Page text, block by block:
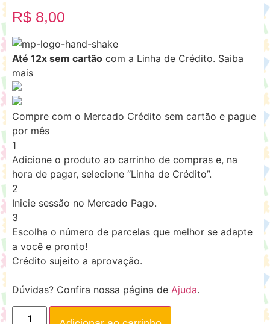
R$ 8,00
Até 12x sem cartão com a Linha de Crédito. Saiba
mais
Compre com o Mercado Crédito sem cartão e pague
por mês
1
Adicione o produto ao carrinho de compras e, na
hora de pagar, selecione “Linha de Crédito”.
2
Inicie sessão no Mercado Pago.
3
Escolha o número de parcelas que melhor se adapte
a você e pronto!
Crédito sujeito a aprovação.
Dúvidas? Confira nossa página de Ajuda.